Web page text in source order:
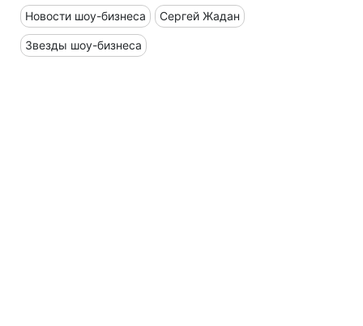
Новости шоу-бизнеса Сергей Жадан
Звезды шоу-бизнеса